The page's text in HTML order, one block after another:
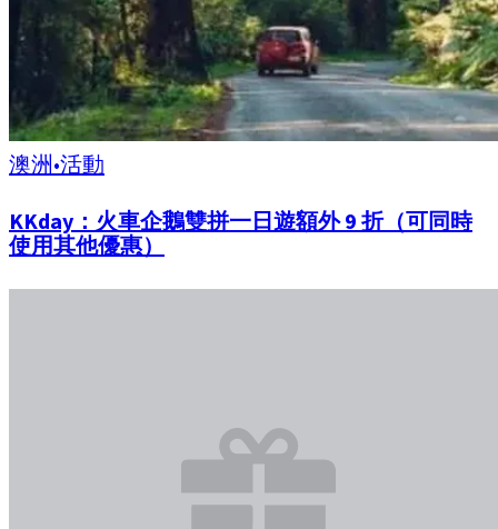
澳洲•活動
KKday：火車企鵝雙拼一日遊額外 9 折（可同時
使用其他優惠）